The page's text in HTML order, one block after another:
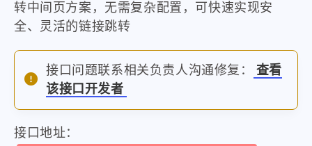
转中间页方案，无需复杂配置，可快速实现安
全、灵活的链接跳转
接口问题联系相关负责人沟通修复：
查看
该接口开发者
接口地址：